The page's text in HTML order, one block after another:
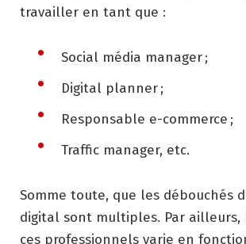
travailler en tant que :
Social média manager ;
Digital planner ;
Responsable e-commerce ;
Traffic manager, etc.
Somme toute, que les débouchés
digital sont multiples. Par ailleurs,
ces professionnels varie en